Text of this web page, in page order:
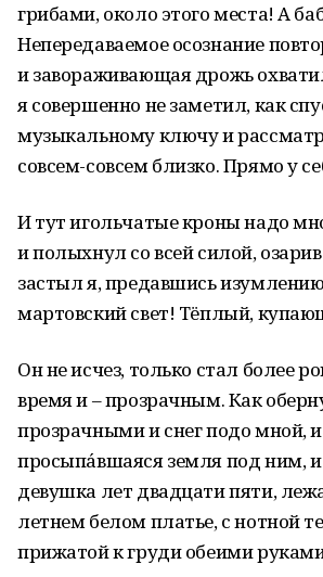
грибами, около этого места! А
Непередаваемое осознание
и завораживающая дрожь
я совершенно не заметил, как
музыкальному ключу и
совсем-совсем близко. Прямо у
И тут игольчатые кроны надо
и полыхнул со всей силой,
застыл я, предавшись
мартовский свет! Тёплый,
Он не исчез, только стал более
время и – прозрачным. Как
прозрачными и снег подо мной,
просыпа́вшаяся земля под ним, и
девушка лет двадцати пяти,
летнем белом платье, с нотной
прижатой к груди обеими